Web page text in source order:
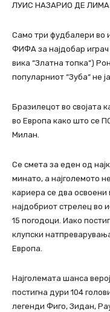
ЛУИС НАЗАРИО ДЕ
Само три фудбалери во
ФИФА за најдобар
вика “Златна топка“)
популарниот “Зуба“ не
Бразилецот во својата
во Европа како што се
Милан.
Се смета за еден од
минато, а најголемото
кариера се два
најдобриот стрелец во
15 погодоци. Иако
клупски
Европа.
Најголемата шанса
постигна дури 104
легенди Фиго, Зидан,